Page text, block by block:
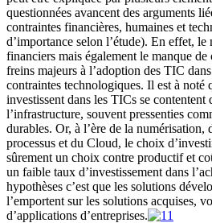
questionnées avancent des arguments
contraintes financières, humaines et
d’importance selon l’étude). En effet, le
financiers mais également le manque de
freins majeurs à l’adoption des TIC
contraintes technologiques. Il est à noté
investissent dans les TICs se contentent
l’infrastructure, souvent pressenties
durables. Or, à l’ère de la numérisation,
processus et du Cloud, le choix
sûrement un choix contre productif et
un faible taux d’investissement dans
hypothèses c’est que les solutions
l’emportent sur les solutions acquises,
d’applications d’entreprises.